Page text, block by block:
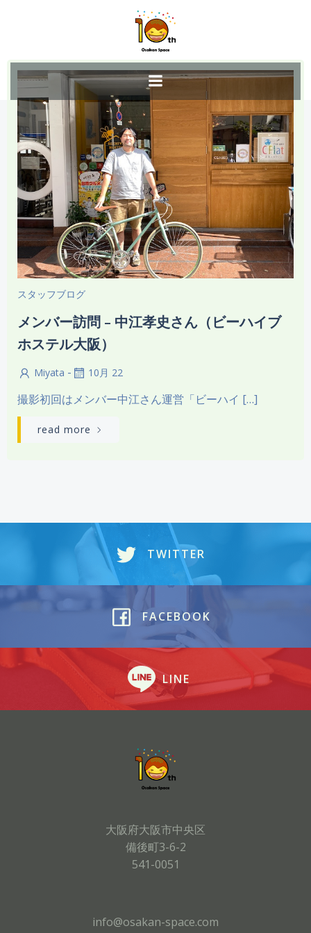
ン
テ
ツ
へ
ス
キ
プ
スタッフブログ
メンバー訪問 – 中江孝史さん（ビーハイブ
ホステル大阪）
Miyata - 10月 22
撮影初回はメンバー中江さん運営「ビーハイ […]
read more
TWITTER
FACEBOOK
LINE
大阪府大阪市中央区
備後町3-6-2
541-0051
info@osakan-space.com